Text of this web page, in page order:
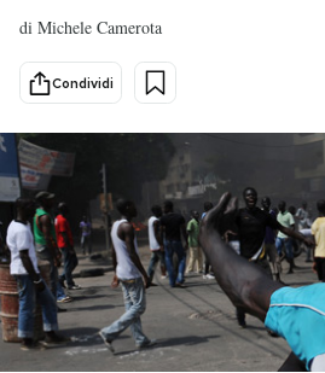
Cultura
Economia
Sport
PODCAST
NEWSLETTER
I MIEI PREFERITI
di Michele Camerota
Condividi